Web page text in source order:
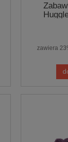
zawiera